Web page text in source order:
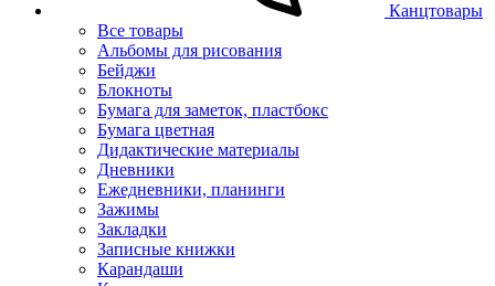
Канцтовары
Все товары
Альбомы для рисования
Бейджи
Блокноты
Бумага для заметок, пластбокс
Бумага цветная
Дидактические материалы
Дневники
Ежедневники, планинги
Зажимы
Закладки
Записные книжки
Карандаши